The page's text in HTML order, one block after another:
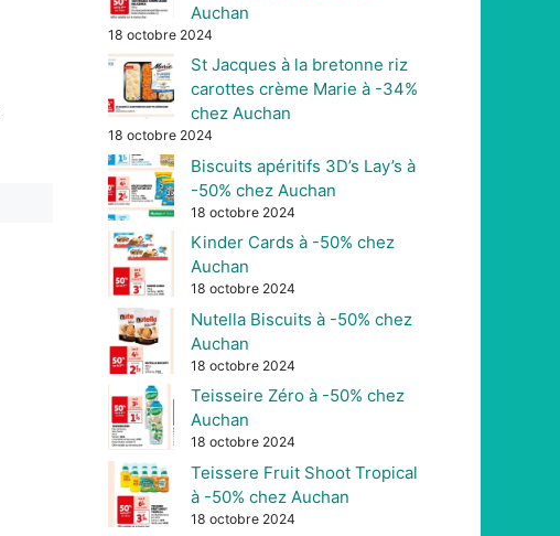
Auchan
18 octobre 2024
St Jacques à la bretonne riz
carottes crème Marie à -34%
chez Auchan
18 octobre 2024
Biscuits apéritifs 3D’s Lay’s à
-50% chez Auchan
18 octobre 2024
Kinder Cards à -50% chez
Auchan
18 octobre 2024
Nutella Biscuits à -50% chez
Auchan
18 octobre 2024
Teisseire Zéro à -50% chez
Auchan
18 octobre 2024
Teissere Fruit Shoot Tropical
à -50% chez Auchan
18 octobre 2024